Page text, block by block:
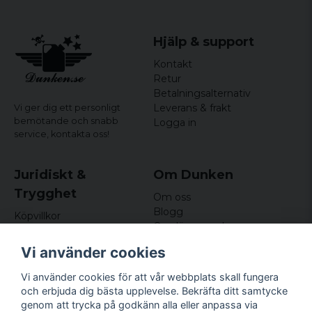
Vi ger dig ett personligt
bemötande och snabb
service, kontakta oss!
Hjälp & support
Kontakt
Retur
Betalningsalternativ
Leverans & frakt
Logga in
Juridiskt &
Trygghet
Köpvillkor
Om cookies
Om Dunken
Om oss
Blogg
Omdömen och
Nyhetsbrev
Kundklubb
Företagsuppgifter
Vi använder cookies
Vi använder cookies för att vår webbplats skall fungera
och erbjuda dig bästa upplevelse. Bekräfta ditt samtycke
genom att trycka på godkänn alla eller anpassa via